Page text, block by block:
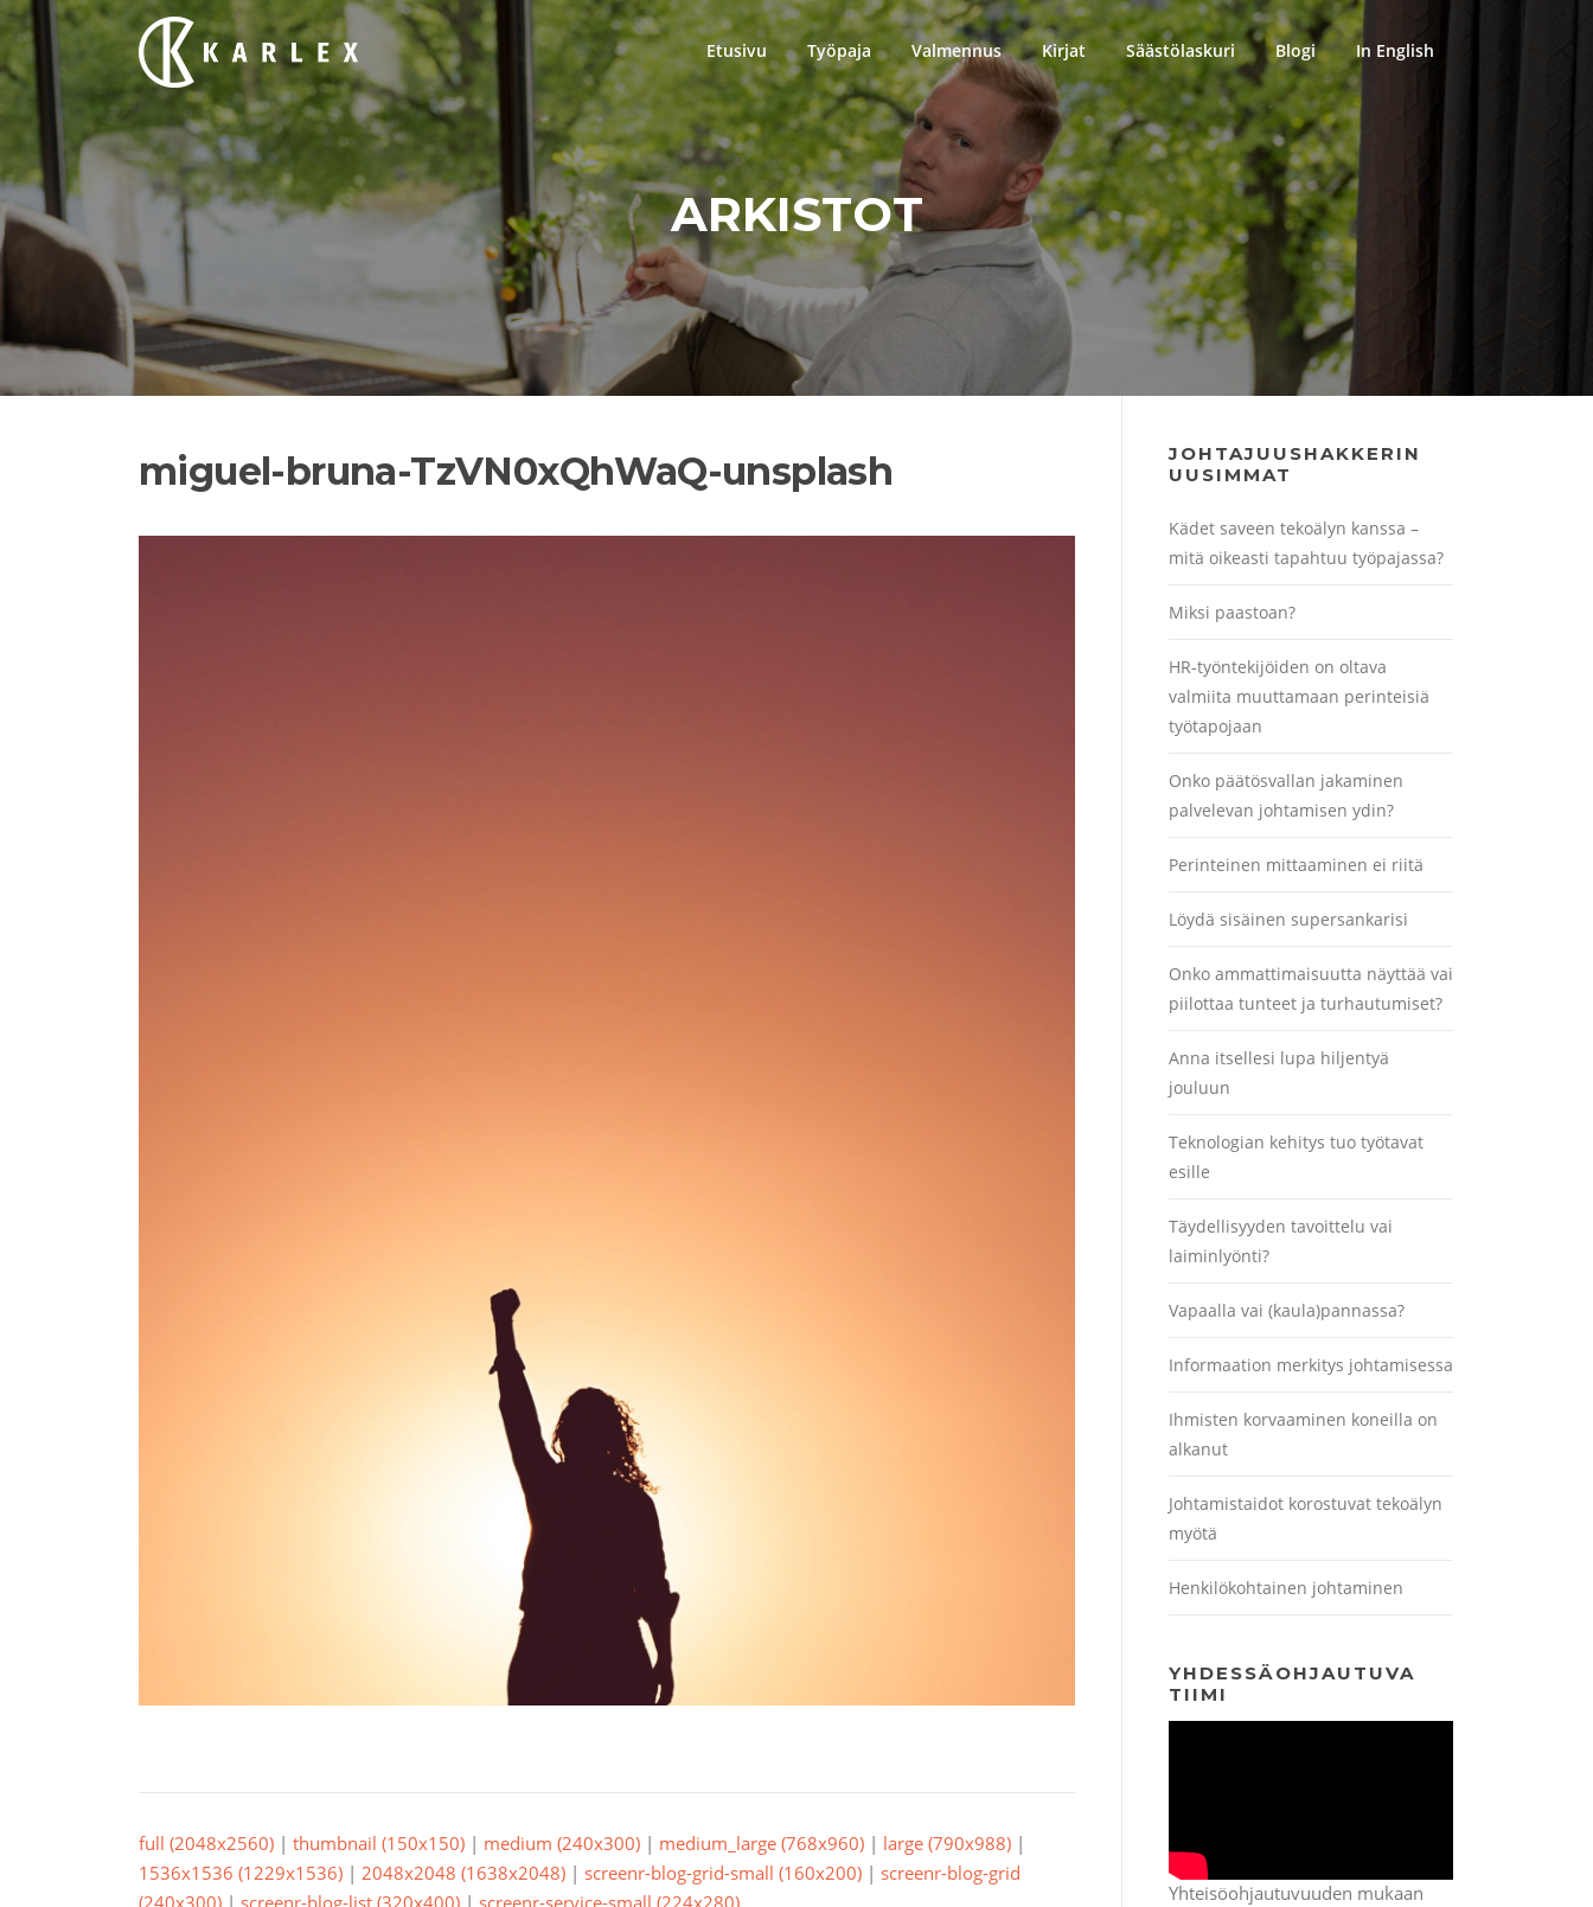
Siirry
suoraan
sisältöön
Etusivu Työpaja Valmennus Kirjat Säästölaskuri Blogi In English
ARKISTOT
miguel-bruna-TzVN0xQhWaQ-unsplash
full (2048x2560) | thumbnail (150x150) | medium (240x300) | medium_large (768x960) | large (790x988) |
1536x1536 (1229x1536) | 2048x2048 (1638x2048) | screenr-blog-grid-small (160x200) | screenr-blog-grid
(240x300) | screenr-blog-list (320x400) | screenr-service-small (224x280)
JOHTAJUUSHAKKERIN
UUSIMMAT
Kädet saveen tekoälyn kanssa –
mitä oikeasti tapahtuu työpajassa?
Miksi paastoan?
HR-työntekijöiden on oltava
valmiita muuttamaan perinteisiä
työtapojaan
Onko päätösvallan jakaminen
palvelevan johtamisen ydin?
Perinteinen mittaaminen ei riitä
Löydä sisäinen supersankarisi
Onko ammattimaisuutta näyttää vai
piilottaa tunteet ja turhautumiset?
Anna itsellesi lupa hiljentyä
jouluun
Teknologian kehitys tuo työtavat
esille
Täydellisyyden tavoittelu vai
laiminlyönti?
Vapaalla vai (kaula)pannassa?
Informaation merkitys johtamisessa
Ihmisten korvaaminen koneilla on
alkanut
Johtamistaidot korostuvat tekoälyn
myötä
Henkilökohtainen johtaminen
YHDESSÄOHJAUTUVA
TIIMI
Yhteisöohjautuvuuden mukaan